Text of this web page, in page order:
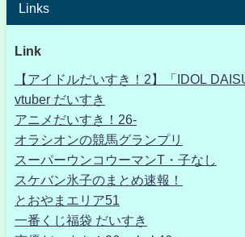
Links
Link
【アイドルだいすき！2】「IDOL
vtuber だいすき
アニメだいすき！26-
オラシオンの競馬グランプリ
スーパーウンコウーマンT・子なし
スケバン氷子のまとめ速報！
とおやまエリア51
一番くじ福袋 だいすき